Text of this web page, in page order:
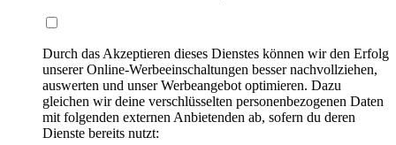
Durch das Akzeptieren dieses Dienstes können wir den Erfolg
unserer Online-Werbeeinschaltungen besser nachvollziehen,
auswerten und unser Werbeangebot optimieren. Dazu
gleichen wir deine verschlüsselten personenbezogenen Daten
mit folgenden externen Anbietenden ab, sofern du deren
Dienste bereits nutzt: